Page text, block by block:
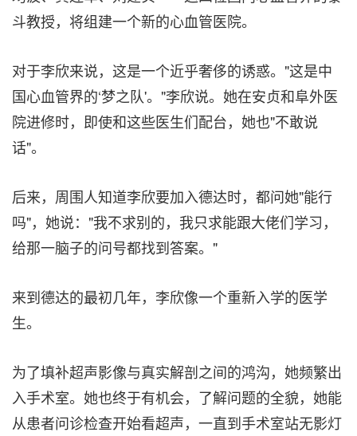
斗教授，将组建一个新的心血管医院。
对于李欣来说，这是一个近乎奢侈的诱惑。"这是中
国心血管界的‘梦之队'。"李欣说。她在安贞和阜外医
院进修时，即使和这些医生们配台，她也"不敢说
话"。
后来，周围人知道李欣要加入德达时，都问她"能行
吗"，她说："我不求别的，我只求能跟大佬们学习，
给那一脑子的问号都找到答案。"
来到德达的最初几年，李欣像一个重新入学的医学
生。
为了填补超声影像与真实解剖之间的鸿沟，她频繁出
入手术室。她也终于有机会，了解问题的全貌，她能
从患者问诊检查开始看超声，一直到手术室站无影灯